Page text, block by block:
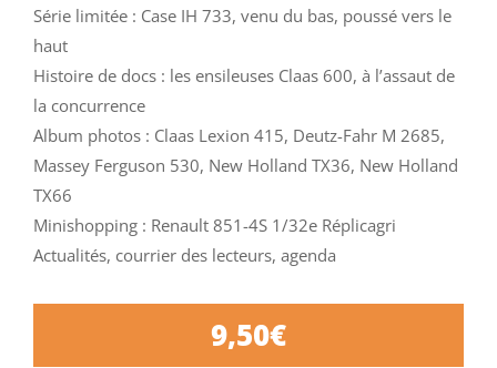
Série limitée : Case IH 733, venu du bas, poussé vers le
haut
Histoire de docs : les ensileuses Claas 600, à l’assaut de
la concurrence
Album photos : Claas Lexion 415, Deutz-Fahr M 2685,
Massey Ferguson 530, New Holland TX36, New Holland
TX66
Minishopping : Renault 851-4S 1/32e Réplicagri
Actualités, courrier des lecteurs, agenda
9,50€